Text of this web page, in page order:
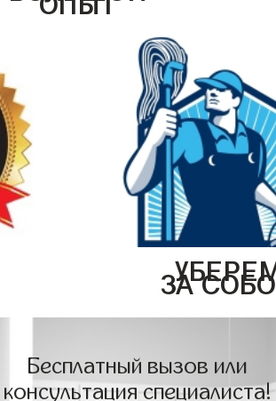
ЗА
Бесплатный вызов или
консультация специалиста!